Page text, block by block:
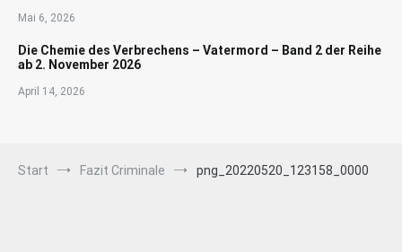
Mai 6, 2026
Die Chemie des Verbrechens – Vatermord – Band 2 der Reihe
ab 2. November 2026
April 14, 2026
Start Fazit Criminale png_20220520_123158_0000